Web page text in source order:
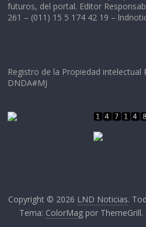
futuros, del portal. Editor
261 – (011) 15 5 174 42 19 –
Registro de la Propiedad intelectual
DNDA#MJ
Copyright © 2026 LND Noticias.
Tema: ColorMag por